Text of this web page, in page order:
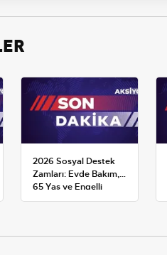
2026 Sosyal Destek
Zamları: Evde Bakım,
65 Yaş ve Engelli
Maaşlarında Yeni